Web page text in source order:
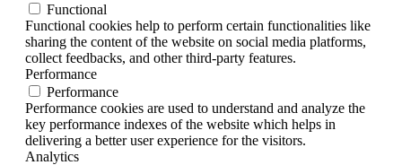
Functional
Functional cookies help to perform certain functionalities like
sharing the content of the website on social media platforms,
collect feedbacks, and other third-party features.
Performance
Performance
Performance cookies are used to understand and analyze the
key performance indexes of the website which helps in
delivering a better user experience for the visitors.
Analytics